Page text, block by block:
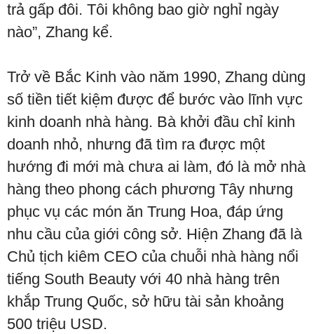
trả gấp đôi. Tôi không bao giờ nghỉ ngày
nào”, Zhang kể.
Trở về Bắc Kinh vào năm 1990, Zhang dùng
số tiền tiết kiệm được để bước vào lĩnh vực
kinh doanh nhà hàng. Bà khởi đầu chỉ kinh
doanh nhỏ, nhưng đã tìm ra được một
hướng đi mới mà chưa ai làm, đó là mở nhà
hàng theo phong cách phương Tây nhưng
phục vụ các món ăn Trung Hoa, đáp ứng
nhu cầu của giới công sở. Hiện Zhang đã là
Chủ tịch kiêm CEO của chuỗi nhà hàng nổi
tiếng South Beauty với 40 nhà hàng trên
khắp Trung Quốc, sở hữu tài sản khoảng
500 triệu USD.